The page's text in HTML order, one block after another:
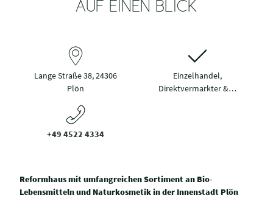
AUF EINEN BLICK
Lange Straße 38, 24306
Plön
Einzelhandel,
Direktvermarkter &…
+49 4522 4334
Reformhaus mit umfangreichen Sortiment an Bio-
Lebensmitteln und Naturkosmetik in der Innenstadt Plön